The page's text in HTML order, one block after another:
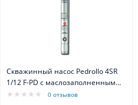
Скважинный насос Pedrollo 4SR
1/12 F-PD с маслозаполненным
двигателем 4PD0 отзывов